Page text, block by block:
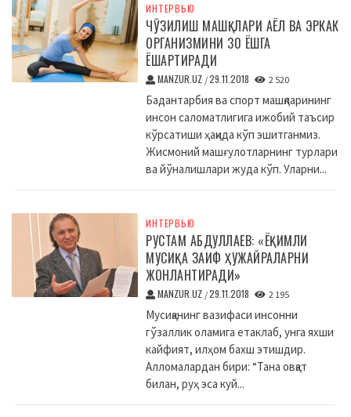
ИНТЕРВЬЮ
ЧЎЗИЛИШ МАШҚЛАРИ АЁЛ ВА ЭРКАК
ОРГАНИЗМИНИ 30 ЁШГА
ЁШАРТИРАДИ
MANZUR.UZ /29.11.2018 2 520
Бадантарбия ва спорт машқларининг
инсон саломатлигига ижобий таъсир
кўрсатиши ҳақида кўп эшитганмиз.
Жисмоний машғулотларнинг турлари
ва йўналишлари жуда кўп. Уларни...
ИНТЕРВЬЮ
РУСТАМ АБДУЛЛАЕВ: «ЁҚИМЛИ
МУСИҚА ЗАИФ ҲУЖАЙРАЛАРНИ
ЖОНЛАНТИРАДИ»
MANZUR.UZ /29.11.2018 2 195
Мусиқанинг вазифаси инсонни
гўзаллик оламига етаклаб, унга яхши
кайфият, илҳом бахш этишдир.
Алломалардан бири: “Тана овқат
билан, руҳ эса куй...